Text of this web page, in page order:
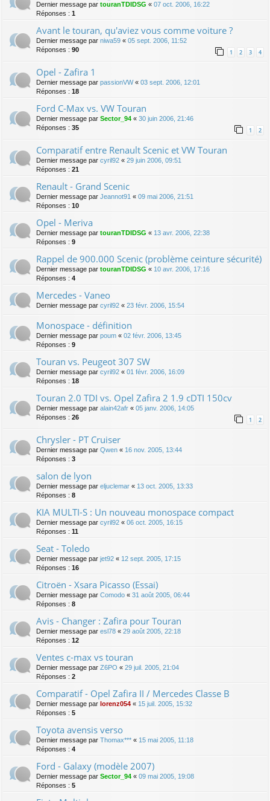
Dernier message par touranTDIDSG « 07 oct. 2006, 16:22
Réponses : 1
Avant le touran, qu'aviez vous comme voiture ?
Dernier message par niwa59 « 05 sept. 2006, 11:52
Réponses : 90 1 2 3 4
Opel - Zafira 1
Dernier message par passionVW« 03 sept. 2006, 12:01
Réponses : 18
Ford C-Max vs. VW Touran
Dernier message par Sector_94 « 30 juin 2006, 21:46
Réponses : 35 1 2
Comparatif entre Renault Scenic et VW Touran
Dernier message par cyril92 « 29 juin 2006, 09:51
Réponses : 21
Renault - Grand Scenic
Dernier message par Jeannot91 « 09 mai 2006, 21:51
Réponses : 10
Opel - Meriva
Dernier message par touranTDIDSG « 13 avr. 2006, 22:38
Réponses : 9
Rappel de 900.000 Scenic (problème ceinture sécurité)
Dernier message par touranTDIDSG « 10 avr. 2006, 17:16
Réponses : 4
Mercedes - Vaneo
Dernier message par cyril92 « 23 févr. 2006, 15:54
Monospace - définition
Dernier message par poum « 02 févr. 2006, 13:45
Réponses : 9
Touran vs. Peugeot 307 SW
Dernier message par cyril92 « 01 févr. 2006, 16:09
Réponses : 18
Touran 2.0 TDI vs. Opel Zafira 2 1.9 cDTI 150cv
Dernier message par alain42afr « 05 janv. 2006, 14:05
Réponses : 26 1 2
Chrysler - PT Cruiser
Dernier message par Qwen « 16 nov. 2005, 13:44
Réponses : 3
salon de lyon
Dernier message par eljuclemar « 13 oct. 2005, 13:33
Réponses : 8
KIA MULTI-S : Un nouveau monospace compact
Dernier message par cyril92 « 06 oct. 2005, 16:15
Réponses : 11
Seat - Toledo
Dernier message par jet92 « 12 sept. 2005, 17:15
Réponses : 16
Citroën - Xsara Picasso (Essai)
Dernier message par Comodo « 31 août 2005, 06:44
Réponses : 8
Avis - Changer : Zafira pour Touran
Dernier message par esl78 « 29 août 2005, 22:18
Réponses : 12
Ventes c-max vs touran
Dernier message par Z6PO « 29 juil. 2005, 21:04
Réponses : 2
Comparatif - Opel Zafira II / Mercedes Classe B
Dernier message par lorenz054 « 15 juil. 2005, 15:32
Réponses : 5
Toyota avensis verso
Dernier message par Thomax*** « 15 mai 2005, 11:18
Réponses : 4
Ford - Galaxy (modèle 2007)
Dernier message par Sector_94 « 09 mai 2005, 19:08
Réponses : 5